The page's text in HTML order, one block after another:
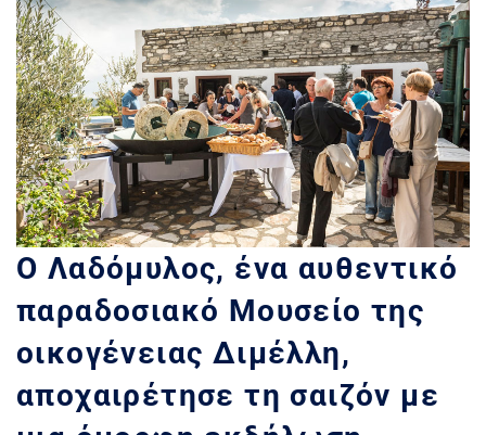
Ο Λαδόμυλος, ένα αυθεντικό
παραδοσιακό Μουσείο της
οικογένειας Διμέλλη,
αποχαιρέτησε τη σαιζόν με